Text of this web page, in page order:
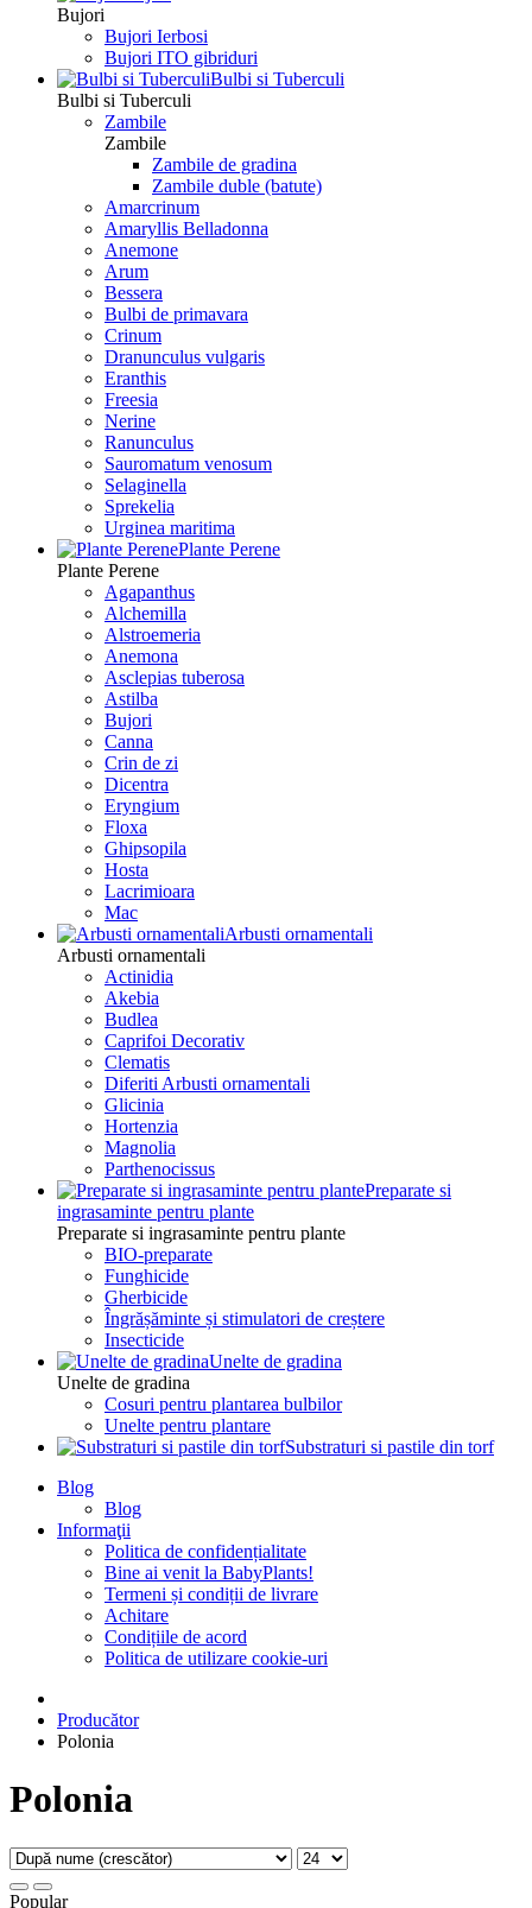
Bujori
Bujori Ierbosi
Bujori ITO gibriduri
Bulbi si Tuberculi
Bulbi si Tuberculi
Zambile
Zambile
Zambile de gradina
Zambile duble (batute)
Amarcrinum
Amaryllis Belladonna
Anemone
Arum
Bessera
Bulbi de primavara
Crinum
Dranunculus vulgaris
Eranthis
Freesiа
Nerine
Ranunculus
Sauromatum venosum
Selaginella
Sprekelia
Urginea maritima
Plante Perene
Plante Perene
Agapanthus
Alchemilla
Alstroemeria
Anemona
Asclepias tuberosa
Astilba
Bujori
Canna
Crin de zi
Dicentra
Eryngium
Floxa
Ghipsopila
Hosta
Lacrimioara
Mac
Arbusti ornamentali
Arbusti ornamentali
Actinidia
Akebia
Budlea
Caprifoi Decorativ
Clematis
Diferiti Arbusti ornamentali
Glicinia
Hortenzia
Magnolia
Parthenocissus
Preparate si
ingrasaminte pentru plante
Preparate si ingrasaminte pentru plante
BIO-preparate
Funghicide
Gherbicide
Îngrășăminte și stimulatori de creștere
Insecticide
Unelte de gradina
Unelte de gradina
Cosuri pentru plantarea bulbilor
Unelte pentru plantare
Substraturi si pastile din torf
Blog
Blog
Informaţii
Politica de confidențialitate
Bine ai venit la BabyPlants!
Termeni și condiții de livrare
Achitare
Condițiile de acord
Politica de utilizare cookie-uri
Producător
Polonia
Polonia
Popular